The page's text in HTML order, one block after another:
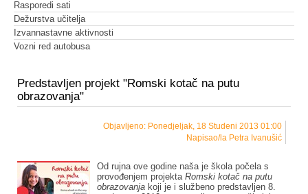
Rasporedi sati
Dežurstva učitelja
Izvannastavne aktivnosti
Vozni red autobusa
Predstavljen projekt "Romski kotač na putu
obrazovanja"
Objavljeno: Ponedjeljak, 18 Studeni 2013 01:00
Napisao/la Petra Ivanušić
Od rujna ove godine naša je škola počela s
provođenjem projekta Romski kotač na putu
obrazovanja koji je i službeno predstavljen 8.